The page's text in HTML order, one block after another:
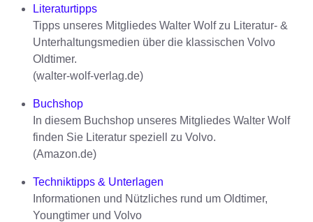
Literaturtipps
Tipps unseres Mitgliedes Walter Wolf zu Literatur- &
Unterhaltungsmedien über die klassischen Volvo
Oldtimer.
(walter-wolf-verlag.de)
Buchshop
In diesem Buchshop unseres Mitgliedes Walter Wolf
finden Sie Literatur speziell zu Volvo.
(Amazon.de)
Techniktipps & Unterlagen
Informationen und Nützliches rund um Oldtimer,
Youngtimer und Volvo